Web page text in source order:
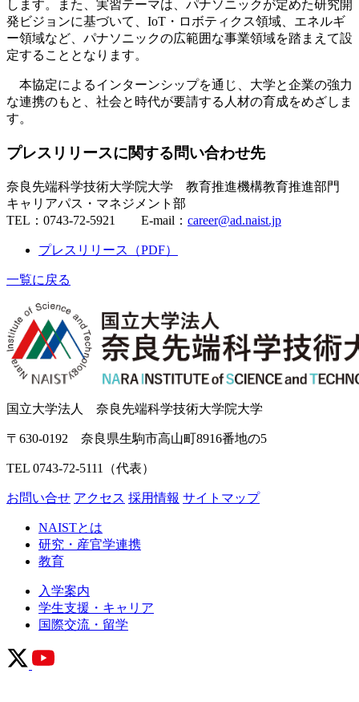
します。また、実習テーマは、パナソニックが定めた研究開
発ビジョンに基づいて、IoT・ロボティクス領域、エネルギ
ー領域など、パナソニックの広範囲な事業領域を踏まえて設
定することとなります。
本協定によるインターンシップを通じ、大学と企業の強力
な連携のもと、社会と時代が要請する人材の育成をめざしま
す。
プレスリリースに関する問い合わせ先
奈良先端科学技術大学院大学 教育推進機構教育推進部門
キャリアパス・マネジメント部
TEL：0743-72-5921 E-mail： career@ad.naist.jp
プレスリリース（PDF）
一覧に戻る
国立大学法人 奈良先端科学技術大学院大学
〒630-0192 奈良県生駒市高山町8916番地の5
TEL 0743-72-5111（代表）
お問い合せ アクセス 採用情報 サイトマップ
NAISTとは
研究・産官学連携
教育
入学案内
学生支援・キャリア
国際交流・留学